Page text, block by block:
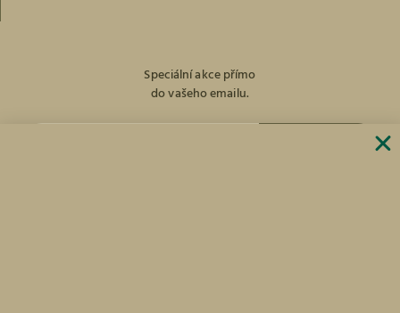
Speciální akce přímo
do vašeho emailu.